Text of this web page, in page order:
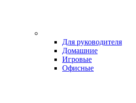
Для руководителя
Домашние
Игровые
Офисные